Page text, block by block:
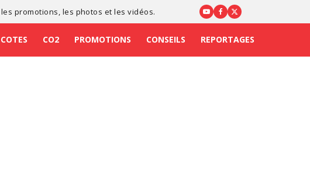
, les promotions , les photos et les vidéos.
COTES CO2 PROMOTIONS CONSEILS REPORTAGES